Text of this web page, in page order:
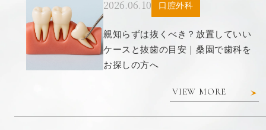
2026.06.10 口腔外科
親知らずは抜くべき？放置していい
ケースと抜歯の目安｜桑園で歯科を
お探しの方へ
VIEW MORE